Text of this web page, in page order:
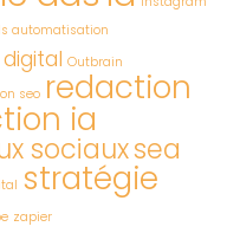
automatisation
Outbrain
seo redaction
ia
sociauxsea
stratégie
zapier